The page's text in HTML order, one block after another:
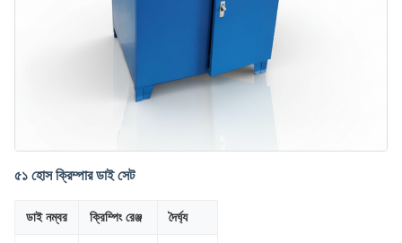
৫১ হোস ক্রিম্পার ডাই সেট
ডাই নম্বর ক্রিম্পিং রেঞ্জ দৈর্ঘ্য